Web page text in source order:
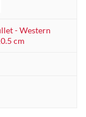
- Western
cm